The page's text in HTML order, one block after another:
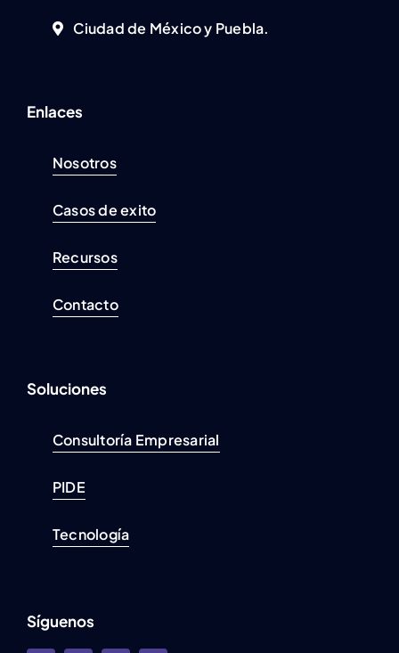
Ciudad de México y Puebla.
Enlaces
Nosotros
Casos de exito
Recursos
Contacto
Soluciones
Consultoría Empresarial
PIDE
Tecnología
Síguenos